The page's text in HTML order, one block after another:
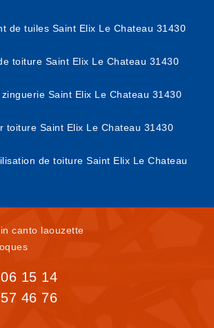
de tuiles Saint Elix Le Chateau 31430
toiture Saint Elix Le Chateau 31430
Saint Elix Le Chateau 31430
toiture Saint Elix Le Chateau 31430
de toiture Saint Elix Le Chateau
canto laouzette
15 14
46 76